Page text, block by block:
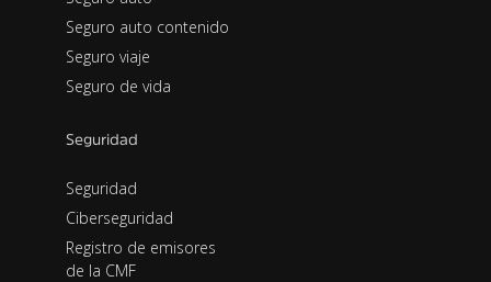
Seguro auto contenido
Seguro viaje
Seguro de vida
Seguridad
Seguridad
Ciberseguridad
Registro de emisores
de la CMF